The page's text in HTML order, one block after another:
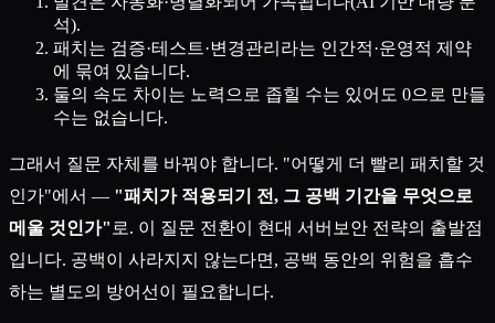
석).
패치는 검증·테스트·변경관리라는 인간적·운영적 제약
에 묶여 있습니다.
둘의 속도 차이는 노력으로 좁힐 수는 있어도 0으로 만들
수는 없습니다.
그래서 질문 자체를 바꿔야 합니다. "어떻게 더 빨리 패치할 것
인가"에서 — "패치가 적용되기 전, 그 공백 기간을 무엇으로
메울 것인가" 로. 이 질문 전환이 현대 서버보안 전략의 출발점
입니다. 공백이 사라지지 않는다면, 공백 동안의 위험을 흡수
하는 별도의 방어선이 필요합니다.